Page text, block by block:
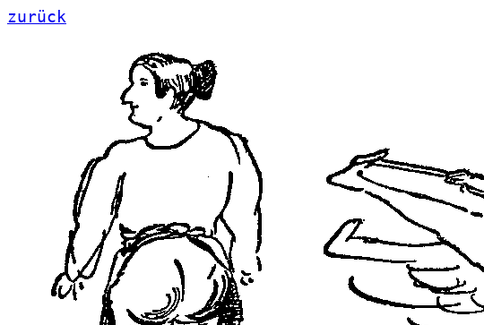
zurück